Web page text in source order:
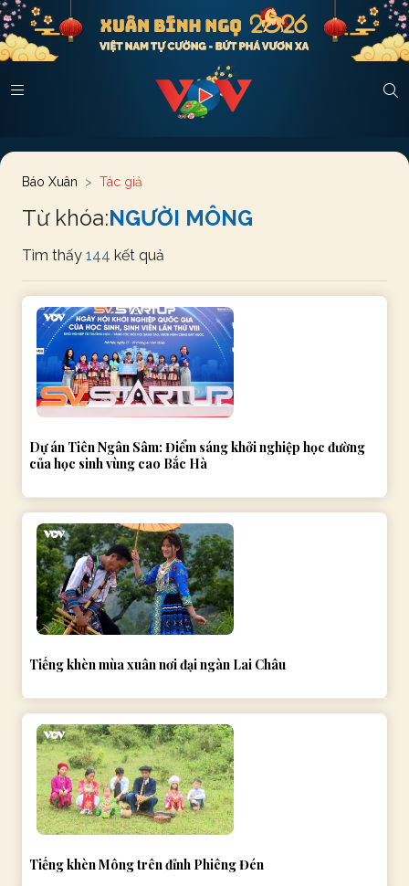
Báo Xuân Tác giả
Từ khóa:NGƯỜI MÔNG
Tìm thấy 144 kết quả
Dự án Tiên Ngân Sâm: Điểm sáng khởi nghiệp học đường
của học sinh vùng cao Bắc Hà
Tiếng khèn mùa xuân nơi đại ngàn Lai Châu
Tiếng khèn Mông trên đỉnh Phiêng Đén